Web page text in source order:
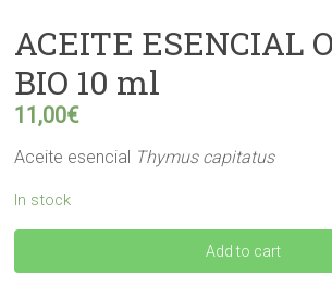
ACEITE ESENCIAL
BIO 10 ml
11,00€
Aceite esencial Thymus capitatus
In stock
ACEITE
Add to cart